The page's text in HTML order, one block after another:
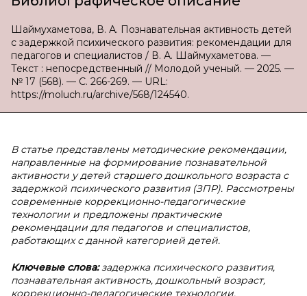
Шаймухаметова, В. А. Познавательная активность детей
с задержкой психического развития: рекомендации для
педагогов и специалистов / В. А. Шаймухаметова. —
Текст : непосредственный // Молодой ученый. — 2025. —
№ 17 (568). — С. 266-269. — URL:
https://moluch.ru/archive/568/124540.
В статье представлены методические рекомендации,
направленные на формирование познавательной
активности у детей старшего дошкольного возраста с
задержкой психического развития (ЗПР). Рассмотрены
современные коррекционно-педагогические
технологии и предложены практические
рекомендации для педагогов и специалистов,
работающих с данной категорией детей.
Ключевые слова:задержка психического развития,
познавательная активность, дошкольный возраст,
коррекционно-педагогические технологии,